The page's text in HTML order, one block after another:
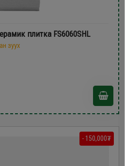
плитка FS6060SHL
зуух
- 150,000₮